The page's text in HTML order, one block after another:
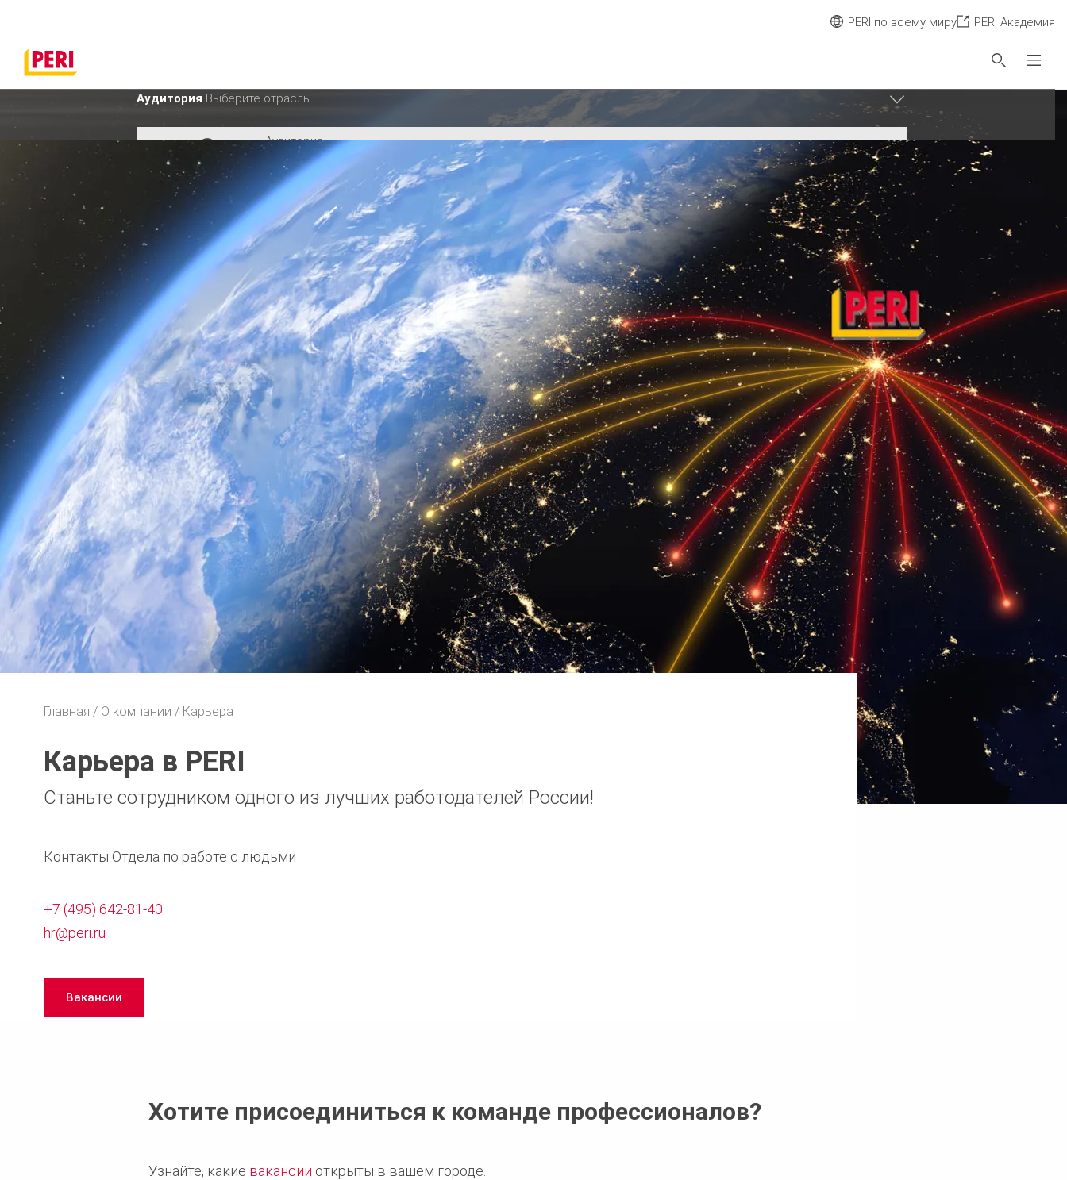
Главная О компании Карьера
Карьера в PERI
Станьте сотрудником одного из лучших работодателей России!
Контакты Отдела по работе с людьми
+7 (495) 642-81-40
hr@peri.ru
Вакансии
Хотите присоединиться к команде профессионалов?
Узнайте, какие вакансии открыты в вашем городе.
PERI по всему миру PERI Академия
Аудитория Выберите отрасль
Аудитория
Промышленность
Аудитория
Строительство
Сбросить фильтр